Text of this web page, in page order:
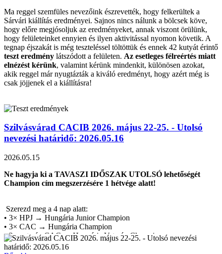
Ma reggel szemfüles nevezőink észrevették, hogy felkerültek a
Sárvári kiállítás eredményei. Sajnos nincs nálunk a bölcsek köve,
hogy előre megjósoljuk az eredményeket, annak viszont örülünk,
hogy felületeinket ennyien és ilyen aktivitással nyomon követik. A
tegnap éjszakát is még teszteléssel töltöttük és ennek 42 kutyát érintő
teszt eredmény látszódott a felületen. Az esetleges félreértés miatt
elnézést kérünk, valamint kérünk mindenkit, különösen azokat,
akik reggel már nyugtázták a kiváló eredményt, hogy azért még is
csak jöjjenek el a kiállításra!
Szilvásvárad CACIB 2026. május 22-25. - Utolsó
nevezési határidő: 2026.05.16
2026.05.15
Ne hagyja ki a TAVASZI IDŐSZAK UTOLSÓ lehetőségét
Champion cím megszerzésére 1 hétvége alatt!
Szerezd meg a 4 nap alatt:
• 3× HPJ → Hungária Junior Champion
• 3× CAC → Hungária Champion
• 3× veterán CAC → Hungária Veterán Champion
• Minor Puppy & Puppy Grand Winner címeket.